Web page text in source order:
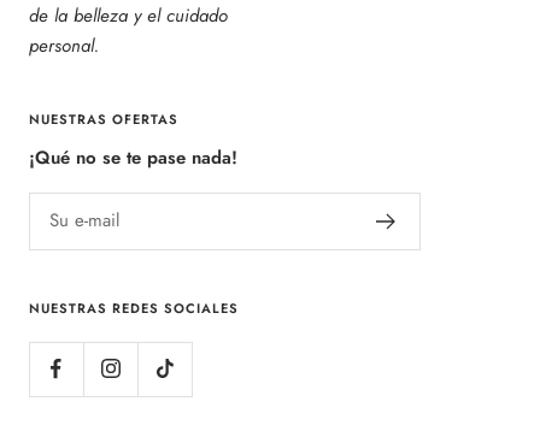
de la belleza y el cuidado
personal.
NUESTRAS OFERTAS
¡Qué no se te pase nada!
Su e-mail
NUESTRAS REDES SOCIALES